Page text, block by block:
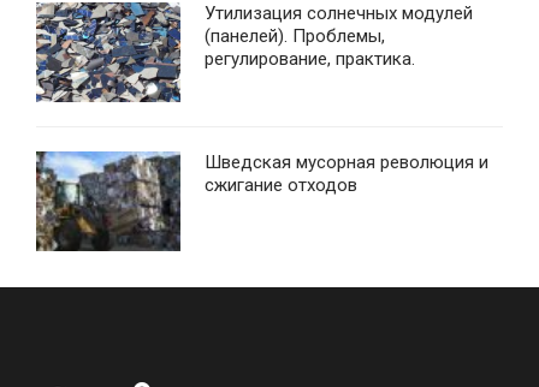
Утилизация солнечных модулей
(панелей). Проблемы,
регулирование, практика.
Шведская мусорная революция и
сжигание отходов